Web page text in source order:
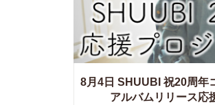
8月4日 SHUUBI 祝20周年
アルバムリリース応